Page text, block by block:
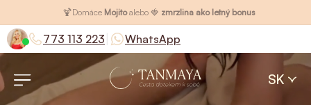
🍹Domáce Mojitoalebo 🍓 zmrzlina ako letný bonus
773 113 223 WhatsApp
SK